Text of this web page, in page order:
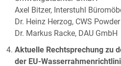
Axel Bitzer, Interstuhl
Dr. Heinz Herzog, CWS
Dr. Markus Racke, DAU GmbH
Aktuelle Rechtsprechung zu
der EU-